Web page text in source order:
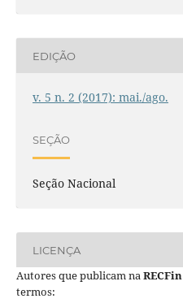
EDIÇÃO
v. 5 n. 2 (2017): mai./ago.
SEÇÃO
Seção Nacional
LICENÇA
Autores que publicam naRECFin
termos: